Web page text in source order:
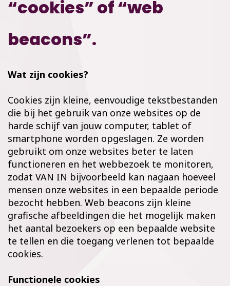
“cookies” of “web
beacons”.
Wat zijn cookies?
Cookies zijn kleine, eenvoudige tekstbestanden
die bij het gebruik van onze websites op de
harde schijf van jouw computer, tablet of
smartphone worden opgeslagen. Ze worden
gebruikt om onze websites beter te laten
functioneren en het webbezoek te monitoren,
zodat VAN IN bijvoorbeeld kan nagaan hoeveel
mensen onze websites in een bepaalde periode
bezocht hebben. Web beacons zijn kleine
grafische afbeeldingen die het mogelijk maken
het aantal bezoekers op een bepaalde website
te tellen en die toegang verlenen tot bepaalde
cookies.
Functionele cookies